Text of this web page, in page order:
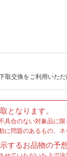
交換をご利用いただ
となります。
合のない対象品に限
問題のあるもの、ネ
するお品物の予